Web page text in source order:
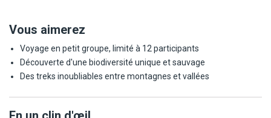
Vous aimerez
Voyage en petit groupe, limité à 12 participants
Découverte d'une biodiversité unique et sauvage
Des treks inoubliables entre montagnes et vallées